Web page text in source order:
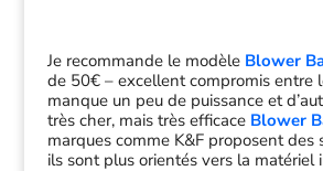
Je recommande le modèle Blower
de 50€ – excellent compromis entre
manque un peu de puissance et
très cher, mais très efficace Blower
marques comme K&F proposent des
ils sont plus orientés vers la matériel